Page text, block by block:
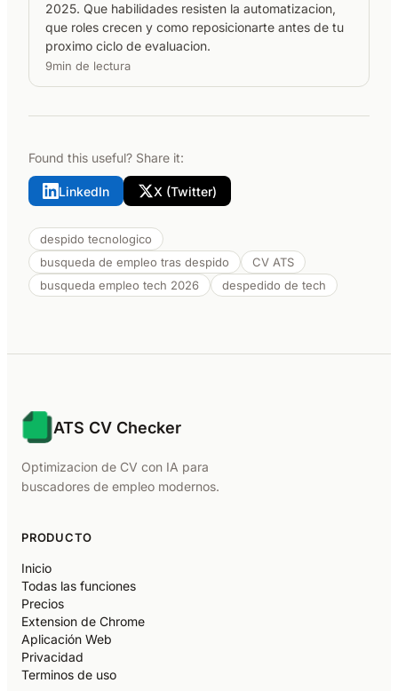
2025. Que habilidades resisten la automatizacion,
que roles crecen y como reposicionarte antes de tu
proximo ciclo de evaluacion.
9min de lectura
Found this useful? Share it:
LinkedIn X (Twitter)
despido tecnologico
busqueda de empleo tras despido
CV ATS
busqueda empleo tech 2026
despedido de tech
ATS CV Checker
Optimizacion de CV con IA para
buscadores de empleo modernos.
PRODUCTO
Inicio
Todas las funciones
Precios
Extension de Chrome
Aplicación Web
Privacidad
Terminos de uso